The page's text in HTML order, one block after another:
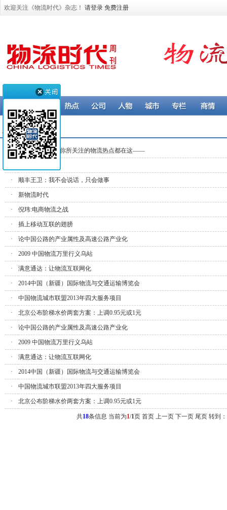
欢迎关注《物流时代》杂志！ 请登录 免费注册
人物 > 聚焦
· 含“新”量满满！你所关注的物流热点都在这——
· 顺丰王卫：我不会说话，只会做事
· 新物流时代
· 倪玮:电商物流之战
· 插上移动互联的翅膀
· 论中国公路的产业属性及高速公路产业化
· 2009 中国物流万里行义乌站
· 满意通达：让物流互联网化
· 2014中国（新疆）国际物流与交通运输博览会
· 中国物流城市联盟2013年四大服务项目
· 北京公布阶梯水价两套方案：上调0.95元或1元
· 论中国公路的产业属性及高速公路产业化
· 2009 中国物流万里行义乌站
· 满意通达：让物流互联网化
· 2014中国（新疆）国际物流与交通运输博览会
· 中国物流城市联盟2013年四大服务项目
· 北京公布阶梯水价两套方案：上调0.95元或1元
共18条信息 当前为1/1页 首页 上一页 下一页 尾页 转到